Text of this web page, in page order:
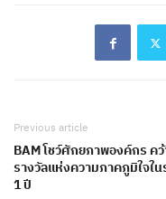
Previous article
BAM โชว์ศักยภาพองค์กร คว้
รางวัลแห่งความภาคภูมิใจใน
1 ปี